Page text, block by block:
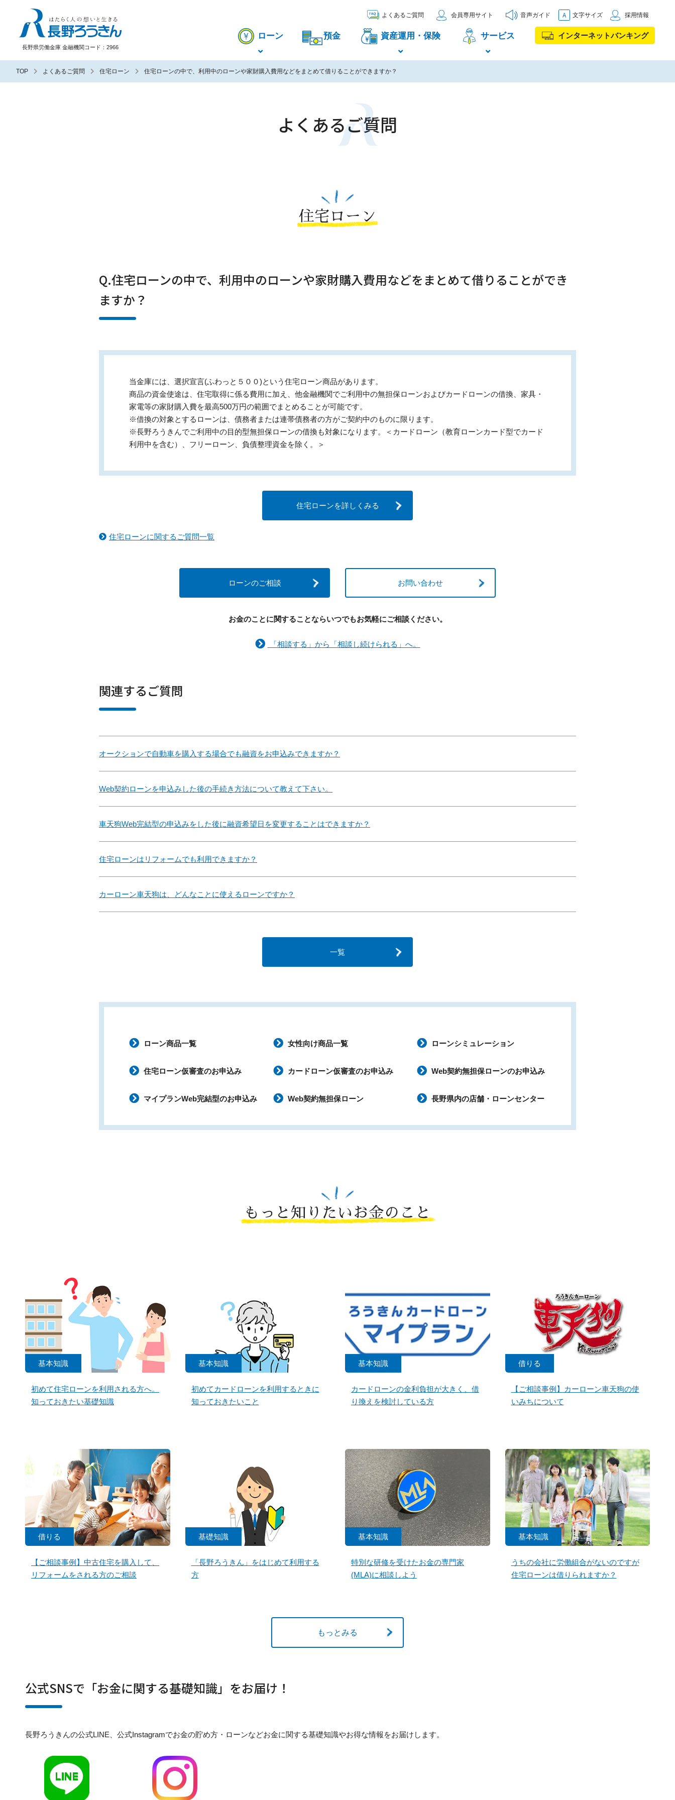
長野県労働金庫 金融機関コード：2966
ローン 預金 資産運用・保険 サービス インターネットバンキング
よくあるご質問 会員専用サイト 音声ガイド 文字サイズ 採用情報
TOP よくあるご質問 住宅ローン 住宅ローンの中で、利用中のローンや家財購入費用などをまとめて借りることができますか？
よくあるご質問
住宅ローン
Q.住宅ローンの中で、利用中のローンや家財購入費用などをまとめて借りることができ
ますか？
当金庫には、選択宣言(ふわっと５００)という住宅ローン商品があります。
商品の資金使途は、住宅取得に係る費用に加え、他金融機関でご利用中の無担保ローンおよびカードローンの借換、家具・
家電等の家財購入費を最高500万円の範囲でまとめることが可能です。
※借換の対象とするローンは、債務者または連帯債務者の方がご契約中のものに限ります。
※長野ろうきんでご利用中の目的型無担保ローンの借換も対象になります。＜カードローン（教育ローンカード型でカード
利用中を含む）、フリーローン、負債整理資金を除く。＞
住宅ローンを詳しくみる
住宅ローンに関するご質問一覧
ローンのご相談 お問い合わせ
お金のことに関することならいつでもお気軽にご相談ください。
「相談する」から「相談し続けられる」へ。
関連するご質問
オークションで自動車を購入する場合でも融資をお申込みできますか？
Web契約ローンを申込みした後の手続き方法について教えて下さい。
車天狗Web完結型の申込みをした後に融資希望日を変更することはできますか？
住宅ローンはリフォームでも利用できますか？
カーローン車天狗は、どんなことに使えるローンですか？
一覧
ローン商品一覧 女性向け商品一覧 ローンシミュレーション
住宅ローン仮審査のお申込み カードローン仮審査のお申込み Web契約無担保ローンのお申込み
マイプランWeb完結型のお申込み Web契約無担保ローン 長野県内の店舗・ローンセンター
もっと知りたいお金のこと
基本知識
初めて住宅ローンを利用される方へ。
知っておきたい基礎知識
基本知識
初めてカードローンを利用するときに
知っておきたいこと
基本知識
カードローンの金利負担が大きく、借
り換えを検討している方
借りる
【ご相談事例】カーローン車天狗の使
いみちについて
借りる
【ご相談事例】中古住宅を購入して、
リフォームをされる方のご相談
基礎知識
「長野ろうきん」をはじめて利用する
方
基本知識
特別な研修を受けたお金の専門家
(MLA)に相談しよう
基本知識
うちの会社に労働組合がないのですが
住宅ローンは借りられますか？
もっとみる
公式SNSで「お金に関する基礎知識」をお届け！
長野ろうきんの公式LINE、公式Instagramでお金の貯め方・ローンなどお金に関する基礎知識やお得な情報をお届けします。